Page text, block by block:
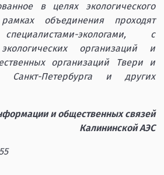
в целях экологического
объединения проходят
экологами, с
организаций и
организаций Твери и
Санкт-Петербурга и других
и общественных связей
Калининской АЭС